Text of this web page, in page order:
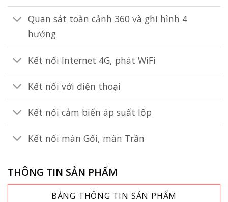
Quan sát toàn cảnh 360 và ghi hình 4
hướng
Kết nối Internet 4G, phát WiFi
Kết nối với điện thoại
Kết nối cảm biến áp suất lốp
Kết nối màn Gối, màn Trần
THÔNG TIN SẢN PHẨM
BẢNG THÔNG TIN SẢN PHẨM